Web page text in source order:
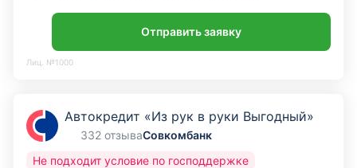
Отправить заявку
Лиц. №1000
Автокредит «Из рук в руки Выгодный»
332 отзываСовкомбанк
Не подходит условие по господдержке